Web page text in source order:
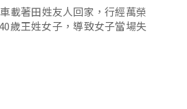
載著田姓友人回家，行經萬榮
歲王姓女子，導致女子當場失